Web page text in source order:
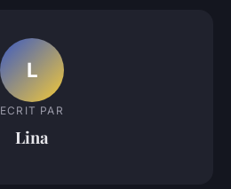
L
ECRIT PAR
Lina